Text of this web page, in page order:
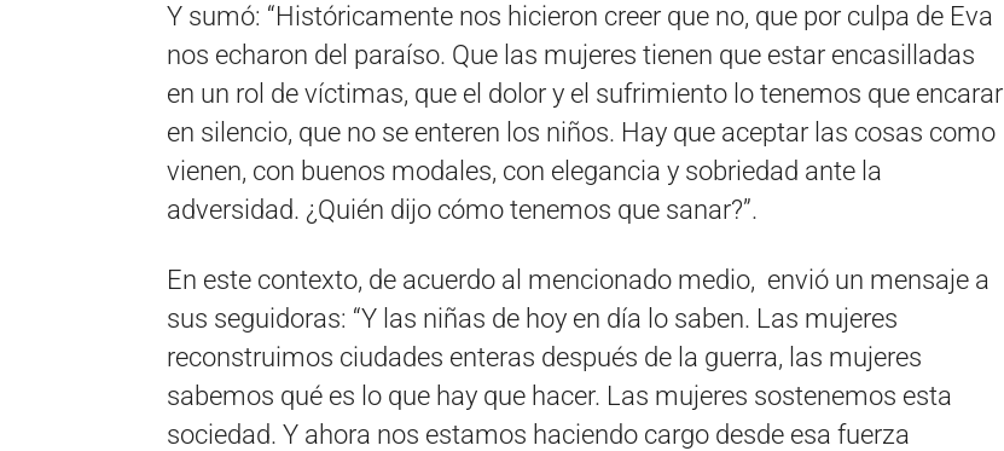
Y sumó: “Históricamente nos hicieron creer que no, que por culpa de Eva
nos echaron del paraíso. Que las mujeres tienen que estar encasilladas
en un rol de víctimas, que el dolor y el sufrimiento lo tenemos que encarar
en silencio, que no se enteren los niños. Hay que aceptar las cosas como
vienen, con buenos modales, con elegancia y sobriedad ante la
adversidad. ¿Quién dijo cómo tenemos que sanar?”.
En este contexto, de acuerdo al mencionado medio, envió un mensaje a
sus seguidoras: “Y las niñas de hoy en día lo saben. Las mujeres
reconstruimos ciudades enteras después de la guerra, las mujeres
sabemos qué es lo que hay que hacer. Las mujeres sostenemos esta
sociedad. Y ahora nos estamos haciendo cargo desde esa fuerza